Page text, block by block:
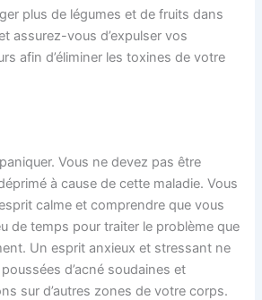
plus de légumes et de fruits dans
assurez-vous d’expulser vos
afin d’éliminer les toxines de votre
Vous ne devez pas être
à cause de cette maladie. Vous
calme et comprendre que vous
de temps pour traiter le problème que
Un esprit anxieux et stressant ne
d’acné soudaines et
sur d’autres zones de votre corps.